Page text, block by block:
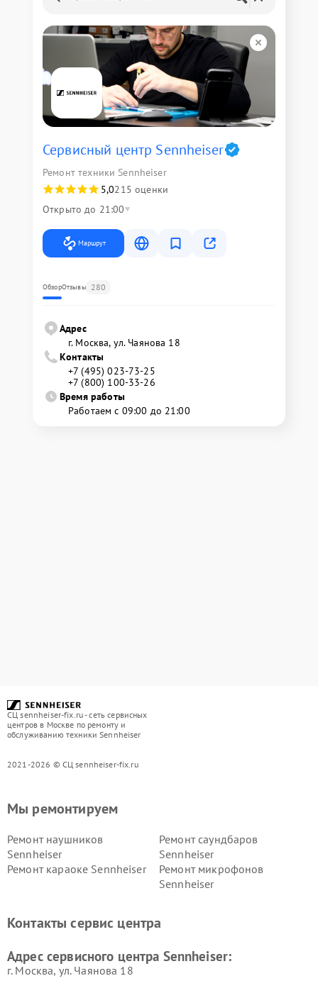
Сервисный центр Sennheiser
Ремонт техники Sennheiser
5,0215 оценки
Открыто до 21:00
Маршрут
ОбзорОтзывы 280
Адрес
г. Москва, ул. Чаянова 18
Контакты
+7 (495) 023-73-25
+7 (800) 100-33-26
Время работы
Работаем с 09:00 до 21:00
СЦ sennheiser-fix.ru - сеть сервисных
центров в Москве по ремонту и
обслуживанию техники Sennheiser
2021-2026 © СЦ sennheiser-fix.ru
Мы ремонтируем
Ремонт наушников
Sennheiser
Ремонт саундбаров
Sennheiser
Ремонт караоке Sennheiser
Ремонт микрофонов
Sennheiser
Контакты сервис центра
Адрес сервисного центра Sennheiser:
г. Москва, ул. Чаянова 18